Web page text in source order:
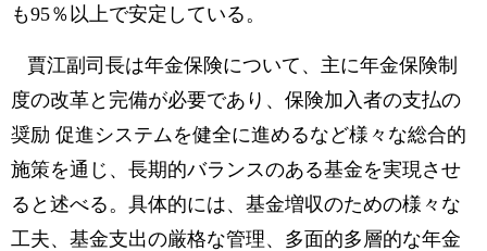
も95％以上で安定している。
賈江副司長は年金保険について、主に年金保険制
度の改革と完備が必要であり、保険加入者の支払の
奨励 促進システムを健全に進めるなど様々な総合的
施策を通じ、長期的バランスのある基金を実現させ
ると述べる。具体的には、基金増収のための様々な
工夫、基金支出の厳格な管理、多面的多層的な年金